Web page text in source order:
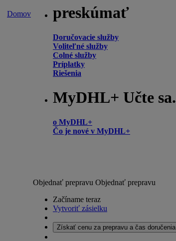
Domov preskúmať
Doručovacie služby
Voliteľné služby
Colné služby
Príplatky
Riešenia
MyDHL+ Učte sa.
o MyDHL+
Čo je nové v MyDHL+
Objednať prepravu Objednať prepravu
Začíname teraz
Vytvoriť zásielku
Získať cenu za prepravu a čas doručenia